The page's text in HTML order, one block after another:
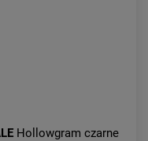
Hollowgram czarne